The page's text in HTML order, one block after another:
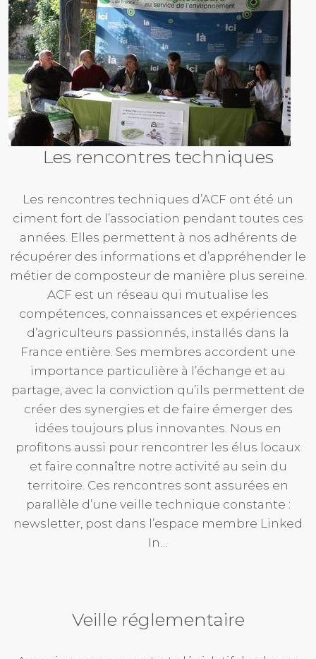
Les rencontres techniques
Les rencontres techniques d’ACF ont été un
ciment fort de l’association pendant toutes ces
années. Elles permettent à nos adhérents de
récupérer des informations et d’appréhender le
métier de composteur de manière plus sereine.
ACF est un réseau qui mutualise les
compétences, connaissances et expériences
d’agriculteurs passionnés, installés dans la
France entière. Ses membres accordent une
importance particulière à l’échange et au
partage, avec la conviction qu’ils permettent de
créer des synergies et de faire émerger des
idées toujours plus innovantes. Nous en
profitons aussi pour rencontrer les élus locaux
et faire connaître notre activité au sein du
territoire. Ces rencontres sont assurées en
parallèle d’une veille technique constante :
newsletter, post dans l’espace membre Linked
In…
Veille réglementaire